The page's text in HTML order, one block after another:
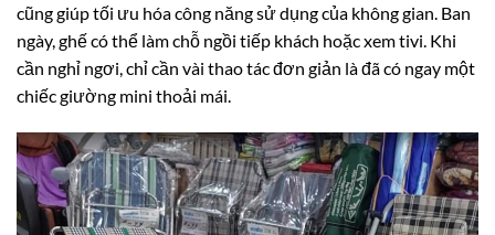
cũng giúp tối ưu hóa công năng sử dụng của không gian. Ban
ngày, ghế có thể làm chỗ ngồi tiếp khách hoặc xem tivi. Khi
cần nghỉ ngơi, chỉ cần vài thao tác đơn giản là đã có ngay một
chiếc giường mini thoải mái.